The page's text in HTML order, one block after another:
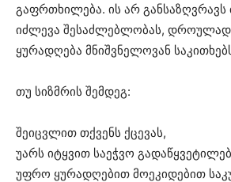
გაფრთხილება. ის არ განსაზღვრავს
იძლევა შესაძლებლობას, დროულად
ყურადღება მნიშვნელოვან
თუ სიზმრის შემდეგ:
შეიცვლით თქვენს ქცევას,
უარს იტყვით საეჭვო
უფრო ყურადღებით მოეკიდებით